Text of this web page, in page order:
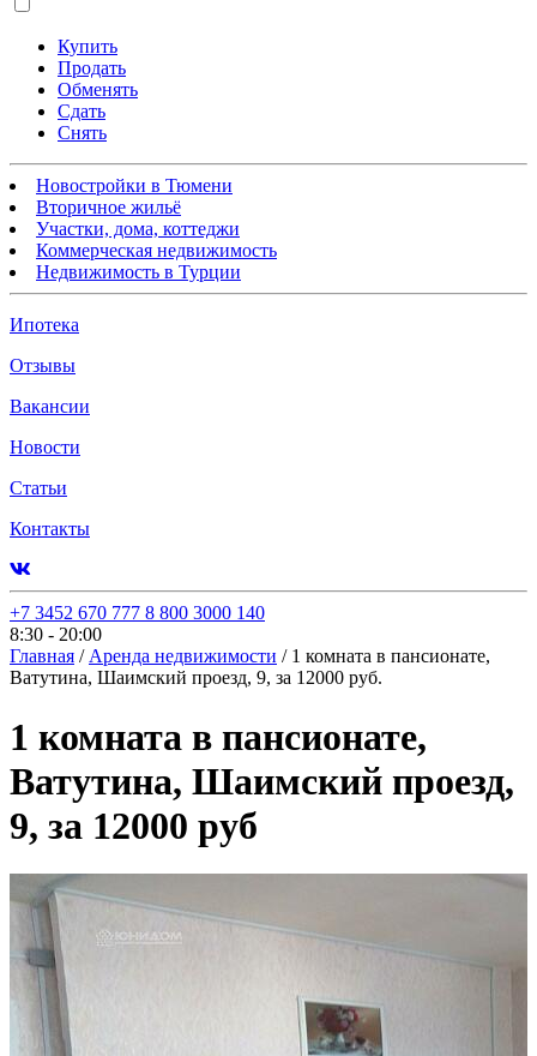
Купить
Продать
Обменять
Сдать
Снять
Новостройки в Тюмени
Вторичное жильё
Участки, дома, коттеджи
Коммерческая недвижимость
Недвижимость в Турции
Ипотека
Отзывы
Вакансии
Новости
Статьи
Контакты
+7 3452 670 777 8 800 3000 140
8:30 - 20:00
Главная / Аренда недвижимости / 1 комната в пансионате,
Ватутина, Шаимский проезд, 9, за 12000 руб.
1 комната в пансионате,
Ватутина, Шаимский проезд,
9, за 12000 руб